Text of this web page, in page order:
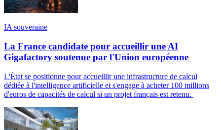
IA souveraine
La France candidate pour accueillir une AI
Gigafactory soutenue par l'Union européenne
L'État se positionne pour accueillir une infrastructure de calcul
dédiée à l'intelligence artificielle et s'engage à acheter 100 millions
d'euros de capacités de calcul si un projet français est retenu.